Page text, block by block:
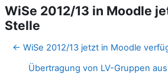
WiSe 2012/13 in Moodle
Stelle
← WiSe 2012/13 jetzt in Moodle
Übertragung von LV-Gruppen